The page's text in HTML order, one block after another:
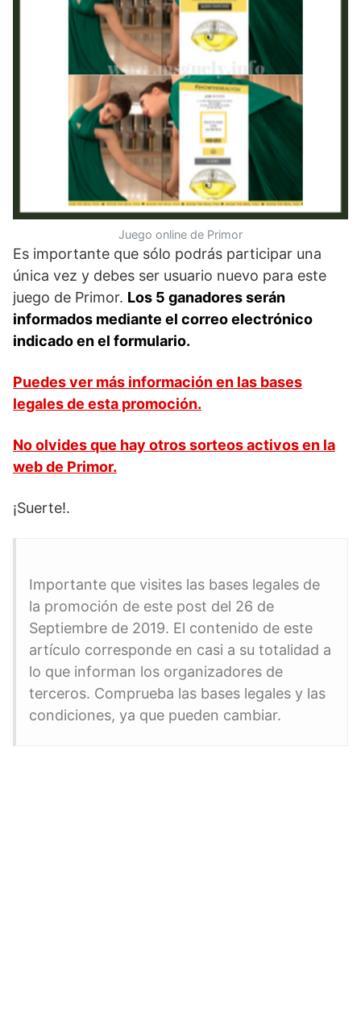
Juego online de Primor
Es importante que sólo podrás participar una
única vez y debes ser usuario nuevo para este
juego de Primor. Los 5 ganadores serán
informados mediante el correo electrónico
indicado en el formulario.
Puedes ver más información en las bases
legales de esta promoción.
No olvides que hay otros sorteos activos en la
web de Primor.
¡Suerte!.
Importante que visites las bases legales de
la promoción de este post del 26 de
Septiembre de 2019. El contenido de este
artículo corresponde en casi a su totalidad a
lo que informan los organizadores de
terceros. Comprueba las bases legales y las
condiciones, ya que pueden cambiar.